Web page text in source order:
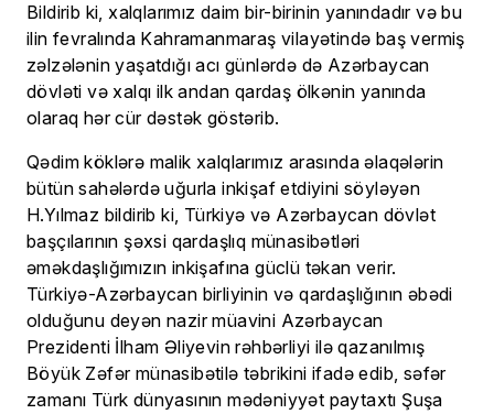
Bildirib ki, xalqlarımız daim bir-birinin yanındadır və bu
ilin fevralında Kahramanmaraş vilayətində baş vermiş
zəlzələnin yaşatdığı acı günlərdə də Azərbaycan
dövləti və xalqı ilk andan qardaş ölkənin yanında
olaraq hər cür dəstək göstərib.
Qədim köklərə malik xalqlarımız arasında əlaqələrin
bütün sahələrdə uğurla inkişaf etdiyini söyləyən
H.Yılmaz bildirib ki, Türkiyə və Azərbaycan dövlət
başçılarının şəxsi qardaşlıq münasibətləri
əməkdaşlığımızın inkişafına güclü təkan verir.
Türkiyə-Azərbaycan birliyinin və qardaşlığının əbədi
olduğunu deyən nazir müavini Azərbaycan
Prezidenti İlham Əliyevin rəhbərliyi ilə qazanılmış
Böyük Zəfər münasibətilə təbrikini ifadə edib, səfər
zamanı Türk dünyasının mədəniyyət paytaxtı Şuşa